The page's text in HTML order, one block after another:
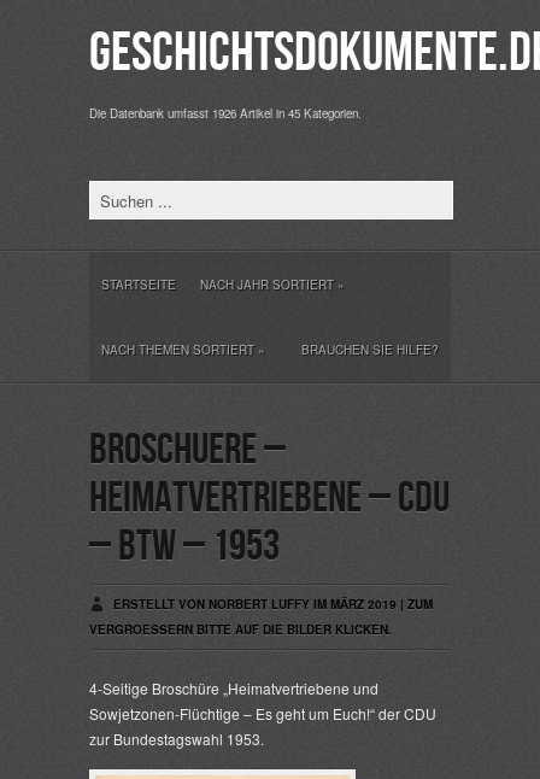
Die Datenbank umfasst 1926 Artikel in 45 Kategorien.
STARTSEITE NACH JAHR SORTIERT»
NACH THEMEN SORTIERT» BRAUCHEN SIE HILFE?
Broschuere –
Heimatvertriebene – CDU
– BTW – 1953
ERSTELLT VON NORBERT LUFFY IM MÄRZ 2019 | ZUM
VERGROESSERN BITTE AUF DIE BILDER KLICKEN.
4-Seitige Broschüre „Heimatvertriebene und
Sowjetzonen-Flüchtige – Es geht um Euch!“ der CDU
zur Bundestagswahl 1953.